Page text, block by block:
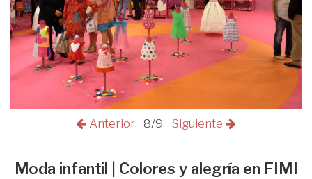
Anterior 8/9 Siguiente
Moda infantil | Colores y alegría en FIMI